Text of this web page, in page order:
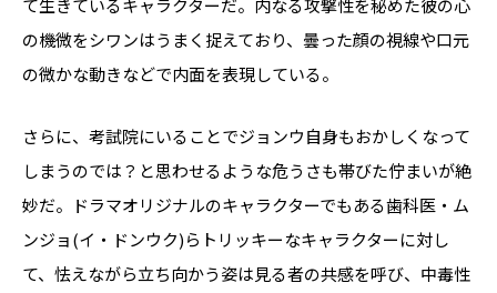
て生きているキャラクターだ。内なる攻撃性を秘めた彼の心
の機微をシワンはうまく捉えており、曇った顔の視線や口元
の微かな動きなどで内面を表現している。
さらに、考試院にいることでジョンウ自身もおかしくなって
しまうのでは？と思わせるような危うさも帯びた佇まいが絶
妙だ。ドラマオリジナルのキャラクターでもある歯科医・ム
ンジョ(イ・ドンウク)らトリッキーなキャラクターに対し
て、怯えながら立ち向かう姿は見る者の共感を呼び、中毒性